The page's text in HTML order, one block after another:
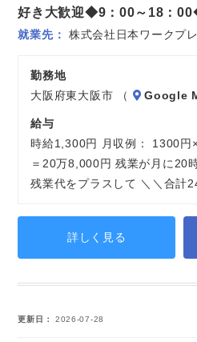
好き大歓迎◆9：00～18：
就業先 株式会社日本ワークプ
勤務地
大阪府東大阪市 （
Google
給与
時給1,300円 月収例： 1300円
＝20万8,000円 残業が月に20
残業代をプラスして ＼＼合計
詳しく見る
更新日 2026-07-28